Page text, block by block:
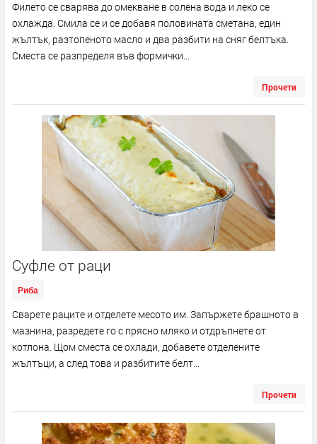
Филето се сварява до омекване в солена вода и леко се
охлажда. Смила се и се добавя половината сметана, един
жълтък, разтопеното масло и два разбити на сняг белтъка.
Сместа се разпределя във формички...
Прочети
Суфле от раци
Риба
Сварете раците и отделете месото им. Запържете брашното в
мазнина, разредете го с прясно мляко и отдръпнете от
котлона. Щом сместа се охлади, добавете отделените
жълтъци, а след това и разбитите белт...
Прочети